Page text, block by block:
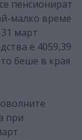
пенсионират
малко време
март
е 4059,39
беше в края
при